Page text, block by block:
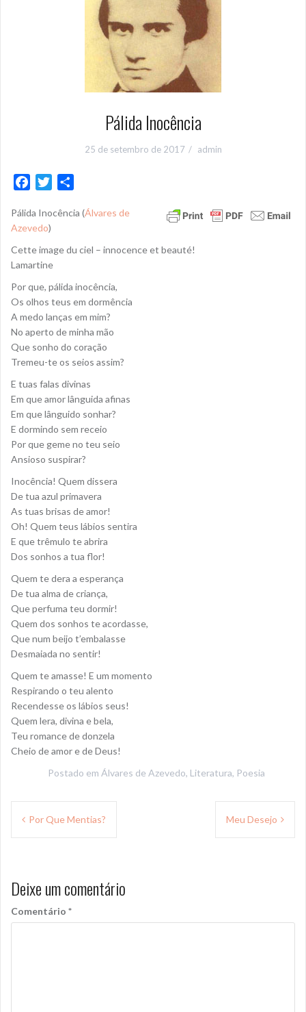
Pálida Inocência
25 de setembro de 2017 admin
c
e
b
o
k
i
t
e
a
e
Pálida Inocência (Álvares de
Azevedo)
Cette image du ciel – innocence et beauté!
Lamartine
Por que, pálida inocência,
Os olhos teus em dormência
A medo lanças em mim?
No aperto de minha mão
Que sonho do coração
Tremeu-te os seios assim?
E tuas falas divinas
Em que amor lânguida afinas
Em que lânguido sonhar?
E dormindo sem receio
Por que geme no teu seio
Ansioso suspirar?
Inocência! Quem dissera
De tua azul primavera
As tuas brisas de amor!
Oh! Quem teus lábios sentira
E que trêmulo te abrira
Dos sonhos a tua flor!
Quem te dera a esperança
De tua alma de criança,
Que perfuma teu dormir!
Quem dos sonhos te acordasse,
Que num beijo t’embalasse
Desmaiada no sentir!
Quem te amasse! E um momento
Respirando o teu alento
Recendesse os lábios seus!
Quem lera, divina e bela,
Teu romance de donzela
Cheio de amor e de Deus!
Postado em Álvares de Azevedo, Literatura, Poesia
Navegação
Por Que Mentias? Meu Desejo
Deixe um comentário
Comentário *